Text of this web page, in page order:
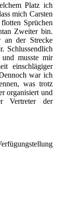
Platz ich
mich Carsten
Sprüchen
Zweiter bin.
an der Strecke
Schlussendlich
musste mir
einschlägiger
war ich
was trotz
organisiert und
Vertreter der